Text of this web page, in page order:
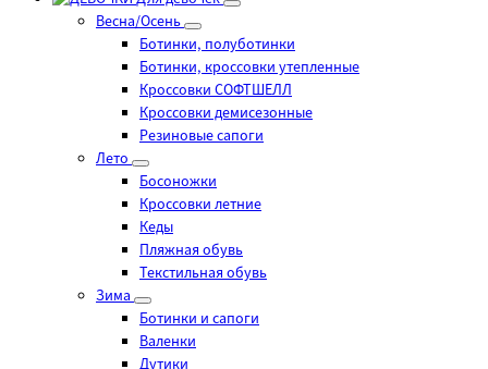
Весна/Осень
Ботинки, полуботинки
Ботинки, кроссовки утепленные
Кроссовки СОФТШЕЛЛ
Кроссовки демисезонные
Резиновые сапоги
Лето
Босоножки
Кроссовки летние
Кеды
Пляжная обувь
Текстильная обувь
Зима
Ботинки и сапоги
Валенки
Дутики